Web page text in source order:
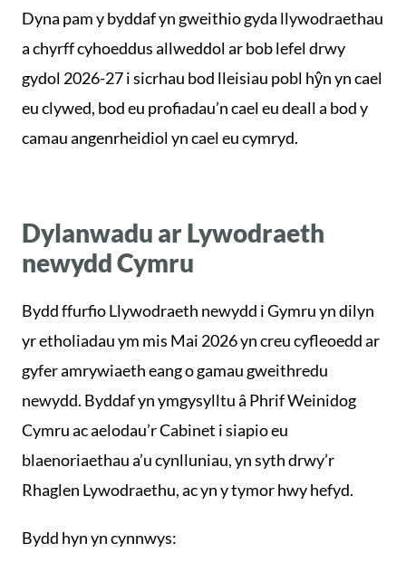
Dyna pam y byddaf yn gweithio gyda llywodraethau
a chyrff cyhoeddus allweddol ar bob lefel drwy
gydol 2026-27 i sicrhau bod lleisiau pobl hŷn yn cael
eu clywed, bod eu profiadau’n cael eu deall a bod y
camau angenrheidiol yn cael eu cymryd.
Dylanwadu ar Lywodraeth
newydd Cymru
Bydd ffurfio Llywodraeth newydd i Gymru yn dilyn
yr etholiadau ym mis Mai 2026 yn creu cyfleoedd ar
gyfer amrywiaeth eang o gamau gweithredu
newydd. Byddaf yn ymgysylltu â Phrif Weinidog
Cymru ac aelodau’r Cabinet i siapio eu
blaenoriaethau a’u cynlluniau, yn syth drwy’r
Rhaglen Lywodraethu, ac yn y tymor hwy hefyd.
Bydd hyn yn cynnwys: